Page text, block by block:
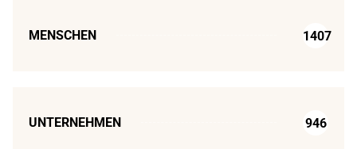
MENSCHEN 1407
UNTERNEHMEN 946